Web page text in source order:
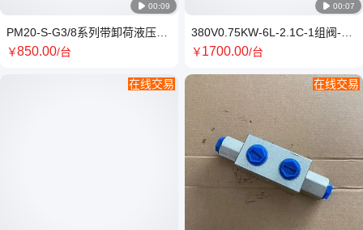
 00:09
PM20-S-G3/8系列带卸荷液压手
动泵SKBTFLUID牌
￥850.00/台
在线交易
 00:07
380V0.75KW-6L-2.1C-1组阀-
DC24V液压动力单元
￥1700.00/台
在线交易